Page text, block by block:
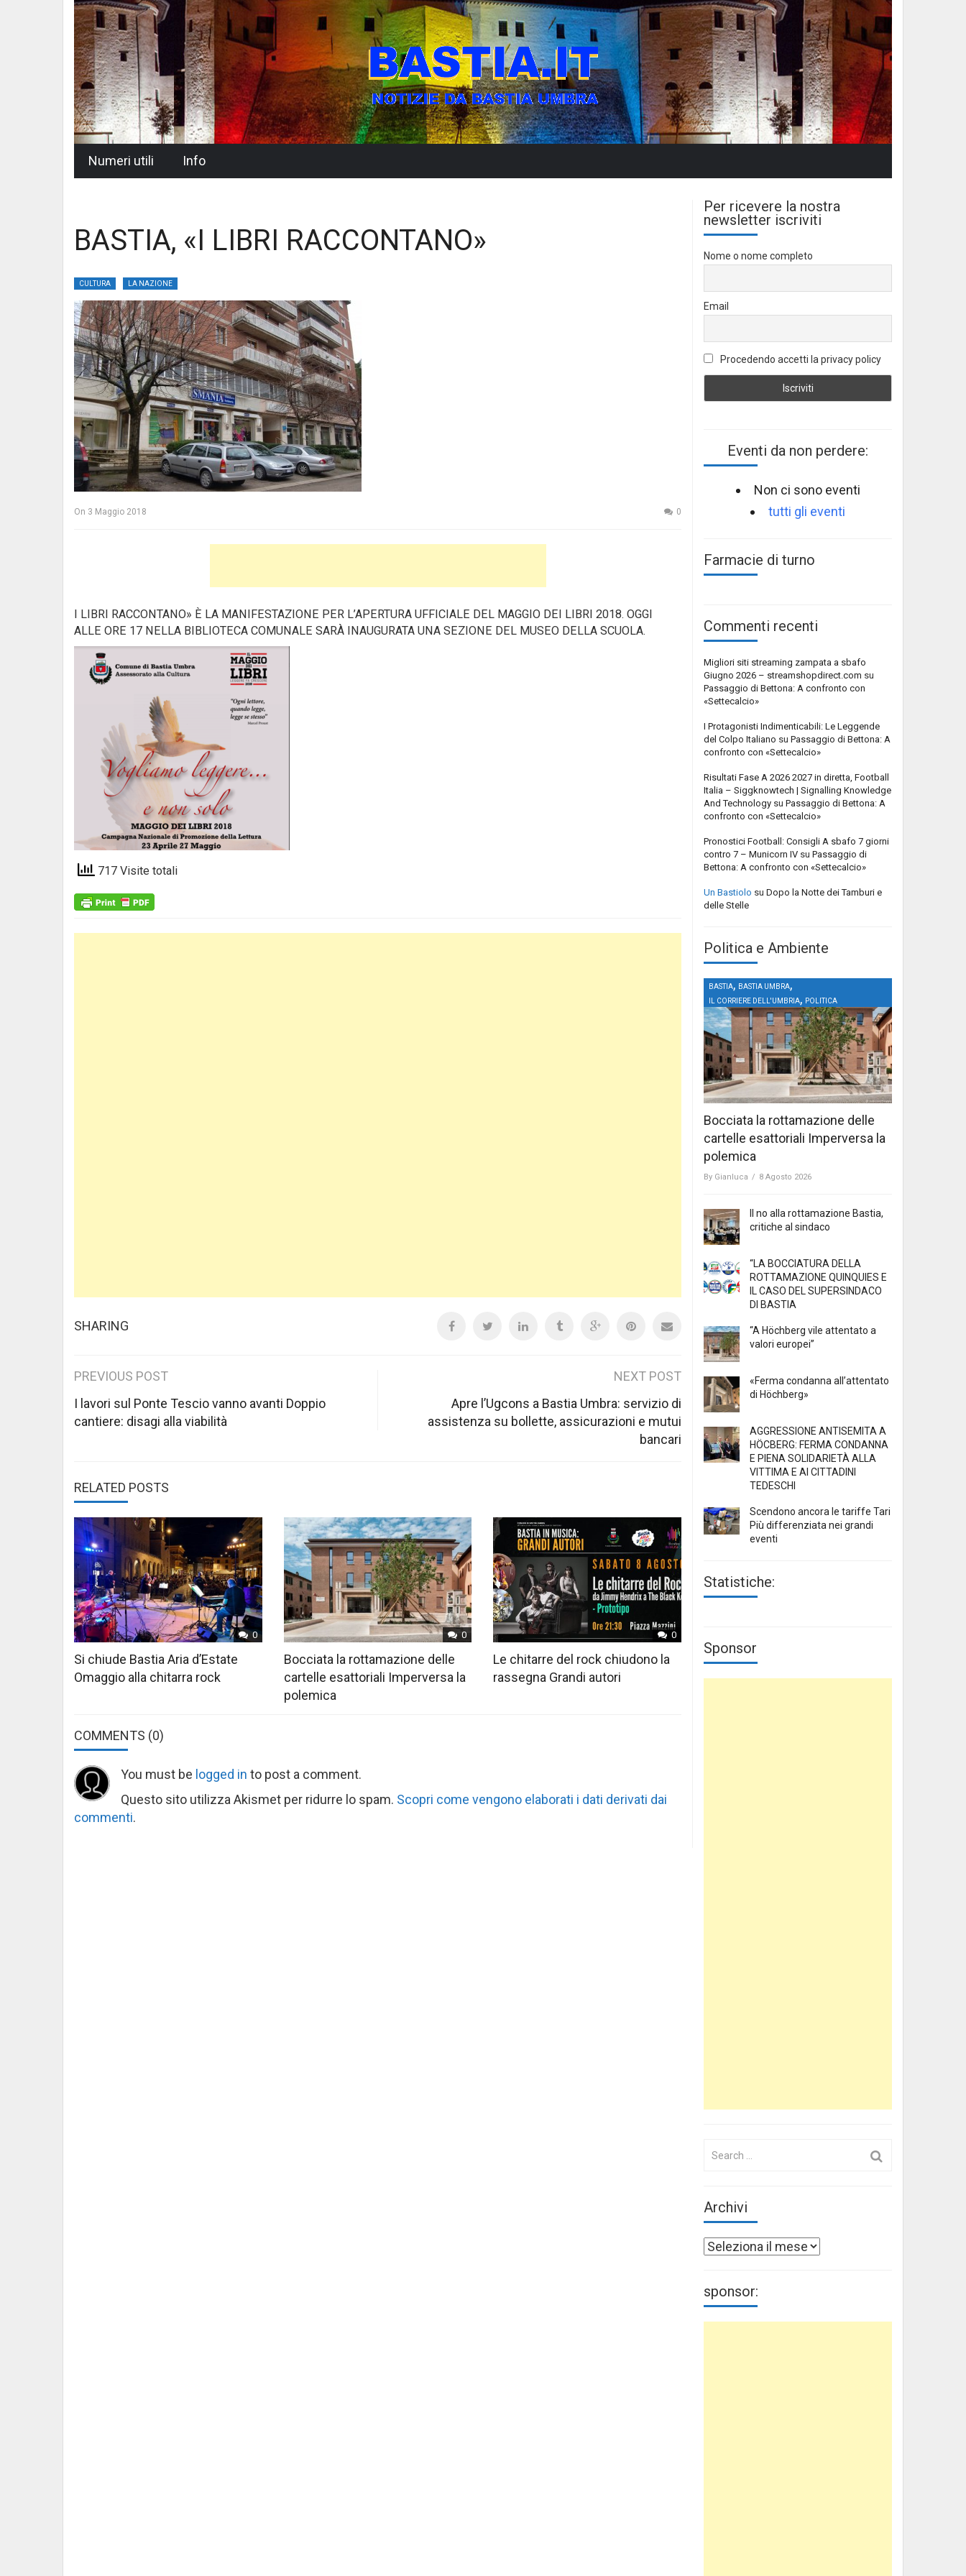
Numeri utili Info
BASTIA, «I LIBRI RACCONTANO»
CULTURA LA NAZIONE
On 3 Maggio 2018 0
I LIBRI RACCONTANO» È LA MANIFESTAZIONE PER L’APERTURA UFFICIALE DEL MAGGIO DEI LIBRI 2018. OGGI
ALLE ORE 17 NELLA BIBLIOTECA COMUNALE SARÀ INAUGURATA UNA SEZIONE DEL MUSEO DELLA SCUOLA.
717 Visite totali
SHARING
Post
navigation
PREVIOUS POST
I lavori sul Ponte Tescio vanno avanti Doppio
cantiere: disagi alla viabilità
NEXT POST
Apre l’Ugcons a Bastia Umbra: servizio di
assistenza su bollette, assicurazioni e mutui
bancari
RELATED POSTS
0
Si chiude Bastia Aria d’Estate
Omaggio alla chitarra rock
0
Bocciata la rottamazione delle
cartelle esattoriali Imperversa la
polemica
0
Le chitarre del rock chiudono la
rassegna Grandi autori
COMMENTS (0)
You must be logged in to post a comment.
Questo sito utilizza Akismet per ridurre lo spam. Scopri come vengono elaborati i dati derivati dai
commenti.
Per ricevere la nostra
newsletter iscriviti
Nome o nome completo
Email
Procedendo accetti la privacy policy
Eventi da non perdere:
Non ci sono eventi
tutti gli eventi
Farmacie di turno
Commenti recenti
Migliori siti streaming zampata a sbafo
Giugno 2026 – streamshopdirect.com su
Passaggio di Bettona: A confronto con
«Settecalcio»
I Protagonisti Indimenticabili: Le Leggende
del Colpo Italiano su Passaggio di Bettona: A
confronto con «Settecalcio»
Risultati Fase A 2026 2027 in diretta, Football
Italia – Siggknowtech | Signalling Knowledge
And Technology su Passaggio di Bettona: A
confronto con «Settecalcio»
Pronostici Football: Consigli A sbafo 7 giorni
contro 7 – Municorn IV su Passaggio di
Bettona: A confronto con «Settecalcio»
Un Bastiolo su Dopo la Notte dei Tamburi e
delle Stelle
Politica e Ambiente
BASTIA, BASTIA UMBRA,
IL CORRIERE DELL'UMBRIA, POLITICA
Bocciata la rottamazione delle
cartelle esattoriali Imperversa la
polemica
By Gianluca / 8 Agosto 2026
Il no alla rottamazione Bastia,
critiche al sindaco
“LA BOCCIATURA DELLA
ROTTAMAZIONE QUINQUIES E
IL CASO DEL SUPERSINDACO
DI BASTIA
“A Höchberg vile attentato a
valori europei”
«Ferma condanna all’attentato
di Höchberg»
AGGRESSIONE ANTISEMITA A
HÖCBERG: FERMA CONDANNA
E PIENA SOLIDARIETÀ ALLA
VITTIMA E AI CITTADINI
TEDESCHI
Scendono ancora le tariffe Tari
Più differenziata nei grandi
eventi
Statistiche:
Sponsor
Archivi
Archivi
sponsor: